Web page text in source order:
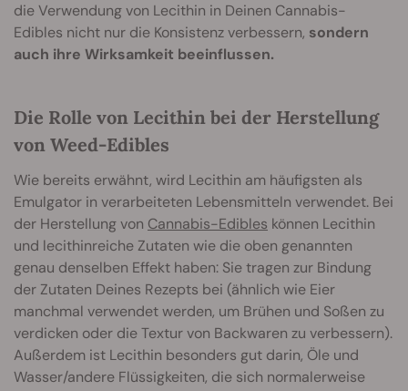
die Verwendung von Lecithin in Deinen Cannabis-
Edibles nicht nur die Konsistenz verbessern, sondern
auch ihre Wirksamkeit beeinflussen.
Die Rolle von Lecithin bei der Herstellung
von Weed-Edibles
Wie bereits erwähnt, wird Lecithin am häufigsten als
Emulgator in verarbeiteten Lebensmitteln verwendet. Bei
der Herstellung von Cannabis-Edibles können Lecithin
und lecithinreiche Zutaten wie die oben genannten
genau denselben Effekt haben: Sie tragen zur Bindung
der Zutaten Deines Rezepts bei (ähnlich wie Eier
manchmal verwendet werden, um Brühen und Soßen zu
verdicken oder die Textur von Backwaren zu verbessern).
Außerdem ist Lecithin besonders gut darin, Öle und
Wasser/andere Flüssigkeiten, die sich normalerweise